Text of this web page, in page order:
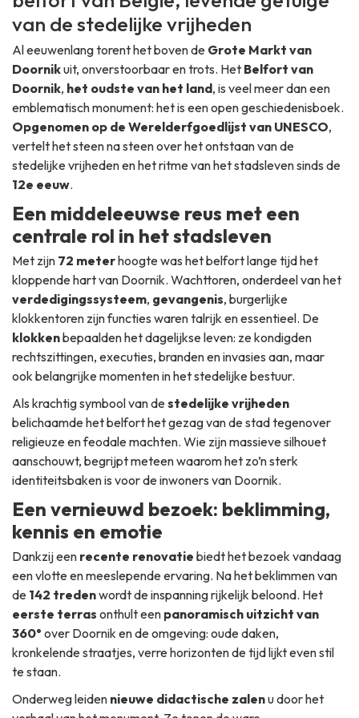
van de stedelijke vrijheden
Al eeuwenlang torent het boven de Grote Markt van
Doornikuit, onverstoorbaar en trots. Het Belfort van
Doornik, het oudste van het land, is veel meer dan een
emblematisch monument: het is een open geschiedenisboek.
Opgenomen op de Werelderfgoedlijst van UNESCO,
vertelt het steen na steen over het ontstaan van de
stedelijke vrijheden en het ritme van het stadsleven sinds de
12e eeuw.
Een middeleeuwse reus met een
centrale rol in het stadsleven
Met zijn 72 meterhoogte was het belfort lange tijd het
kloppende hart van Doornik. Wachttoren, onderdeel van het
verdedigingssysteem, gevangenis, burgerlijke
klokkentoren zijn functies waren talrijk en essentieel. De
klokkenbepaalden het dagelijkse leven: ze kondigden
rechtszittingen, executies, branden en invasies aan, maar
ook belangrijke momenten in het stedelijke bestuur.
Als krachtig symbool van destedelijke vrijheden
belichaamde het belfort het gezag van de stad tegenover
religieuze en feodale machten. Wie zijn massieve silhouet
aanschouwt, begrijpt meteen waarom het zo’n sterk
identiteitsbaken is voor de inwoners van Doornik.
Een vernieuwd bezoek: beklimming,
kennis en emotie
Dankzij een recente renovatie biedt het bezoek vandaag
een vlotte en meeslepende ervaring. Na het beklimmen van
de 142 tredenwordt de inspanning rijkelijk beloond. Het
eerste terras onthult een panoramisch uitzicht van
360° over Doornik en de omgeving: oude daken,
kronkelende straatjes, verre horizonten de tijd lijkt even stil
te staan.
Onderweg leiden nieuwe didactische zalenu door het